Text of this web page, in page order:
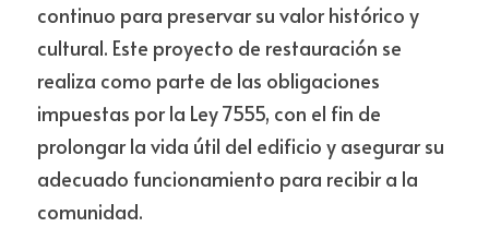
continuo para preservar su valor histórico y
cultural. Este proyecto de restauración se
realiza como parte de las obligaciones
impuestas por la Ley 7555, con el fin de
prolongar la vida útil del edificio y asegurar su
adecuado funcionamiento para recibir a la
comunidad.